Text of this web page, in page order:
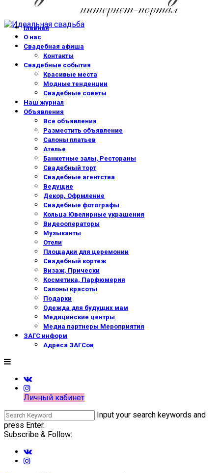
Главная
О нас
Свадебная афиша
Контакты
Свадебные события
Красивые места
Модные тенденции
Свадебные советы
Наш журнал
Объявления
Все объявления
Разместить объявление
Салоны платьев
Ателье
Банкетные залы, Рестораны
Свадебный торт
Свадебные агентства
Ведущие
Декор, Офрмление
Свадебные фотографы
Кольца Ювелирные украшения
Видеооператоры
Музыканты
Отели
Площадки для церемонии
Свадебный кортеж
Визаж, Прически
Косметика, Парфюмерия
Салоны красоты
Подарки
Одежда для будущих мам
Медицинские центры
Медиа партнеры Мероприятия
ЗАГС информ
Адреса ЗАГСов
Личный кабинет
Input your search keywords and
press Enter.
Subscribe & Follow: